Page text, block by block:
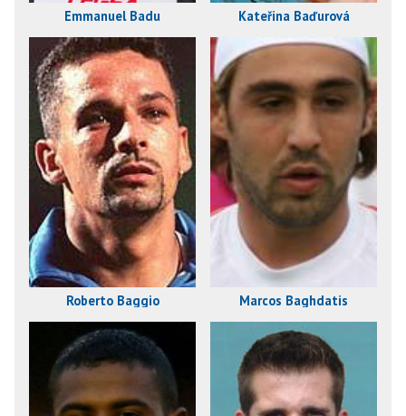
Emmanuel Badu Kateřina Baďurová
Roberto Baggio Marcos Baghdatis